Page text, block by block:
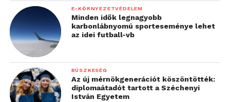
E-KÖRNYEZETVÉDELEM
Minden idők legnagyobb
karbonlábnyomú sporteseménye lehet
az idei futball-vb
BÜSZKESÉG
Az új mérnökgenerációt köszöntötték:
diplomaátadót tartott a Széchenyi
István Egyetem